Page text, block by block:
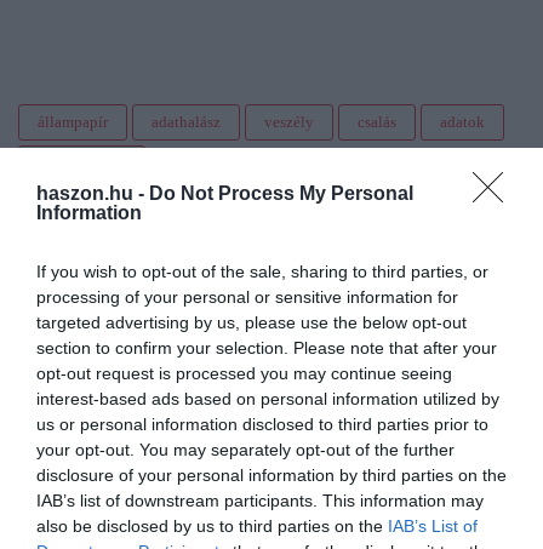
haszon.hu - Do Not Process My Personal
Information
If you wish to opt-out of the sale, sharing to third parties, or
processing of your personal or sensitive information for
targeted advertising by us, please use the below opt-out
section to confirm your selection. Please note that after your
opt-out request is processed you may continue seeing
interest-based ads based on personal information utilized by
us or personal information disclosed to third parties prior to
your opt-out. You may separately opt-out of the further
disclosure of your personal information by third parties on the
IAB’s list of downstream participants. This information may
also be disclosed by us to third parties on the IAB’s List of
állampapír adathalász veszély csalás adatok